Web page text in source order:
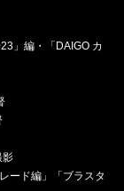
」編・「DAIGO カ
影
ード編」「ブラスタ